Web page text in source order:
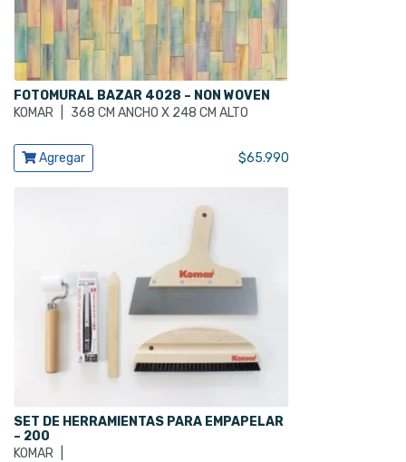
FOTOMURAL BAZAR 4028 – NON WOVEN
KOMAR
368 CM ANCHO X 248 CM ALTO
Ver producto
Agregar $65.990
SET DE HERRAMIENTAS PARA EMPAPELAR
– 200
KOMAR